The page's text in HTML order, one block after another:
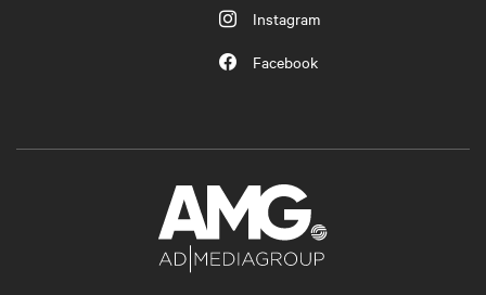
Instagram
Facebook